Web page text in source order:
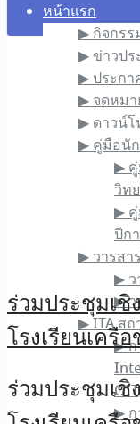
หน้าแรก
▶︎ กิจกรร
▶︎ ข่าวป
▶︎ ประกา
▶︎ จดหม
▶︎ ดาวน์
▶︎ คู่มือนัก
▶︎ คู่
วิท
▶︎ คู่
ปีก
▶︎ วารสา
▶︎ ว
▶︎ ว
▶︎ ITA ส
▶︎ ก
▶︎ ก
ร่วม​ประชุม​เ
โรงเรียนเครื
ร่วม​ประชุม​เ